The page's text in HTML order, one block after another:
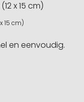
15 cm)
en eenvoudig.